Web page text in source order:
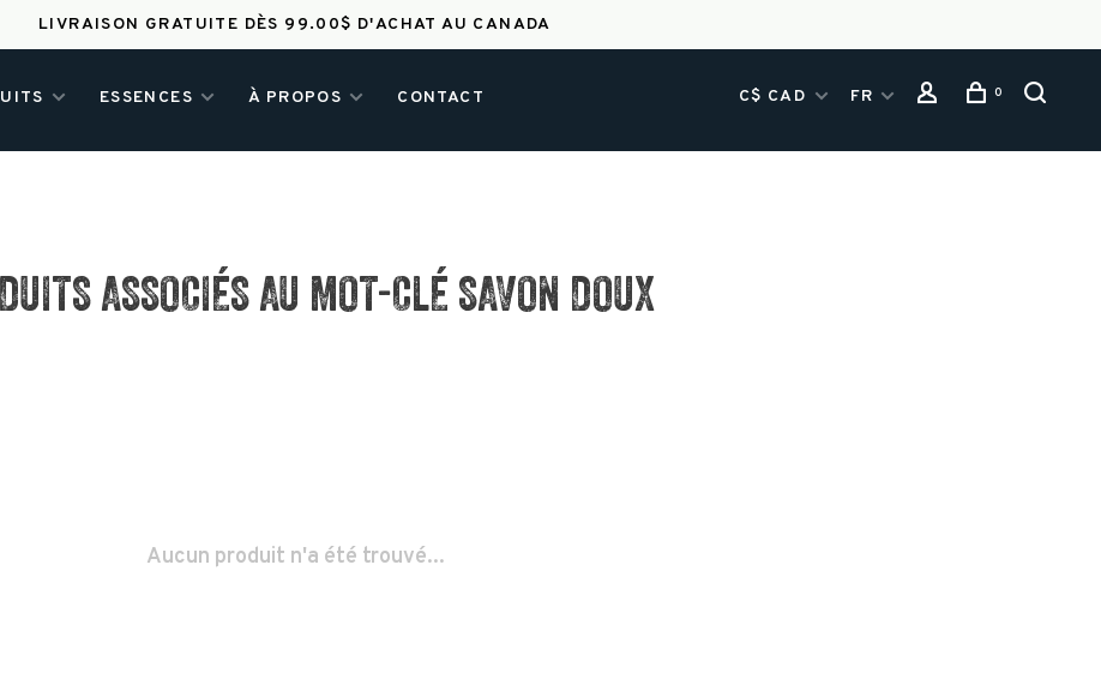
LIVRAISON GRATUITE DÈS 99.00$ D'ACHAT AU CANADA
ESSENCES À PROPOS CONTACT C$ CAD FR 0
ASSOCIÉS AU MOT-CLÉ SAVON DOUX
Aucun produit n'a été trouvé...